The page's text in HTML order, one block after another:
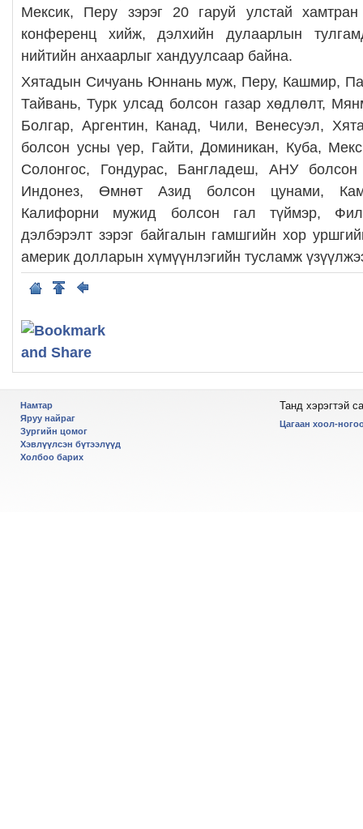
Мексик, Перу зэрэг 20 гаруй улстай
конференц хийж, дэлхийн дулаарлын
нийтийн анхаарлыг хандуулсаар байна.
Хятадын Сичуань Юннань муж, Перу, Кашмир,
Тайвань, Турк улсад болсон газар хөдлөлт,
Болгар, Аргентин, Канад, Чили, Венесуэл,
болсон усны үер, Гайти, Доминикан, Куба,
Солонгос, Гондурас, Бангладеш, АНУ
Индонез, Өмнөт Азид болсон цунами,
Калифорни мужид болсон гал түймэр,
дэлбэрэлт зэрэг байгалын гамшгийн хор
америк долларын хүмүүнлэгийн тусламж
Намтар
Яруу найраг
Зургийн цомог
Хэвлүүлсэн бүтээлүүд
Холбоо барих
Танд хэрэгтэй
Цагаан хоол-